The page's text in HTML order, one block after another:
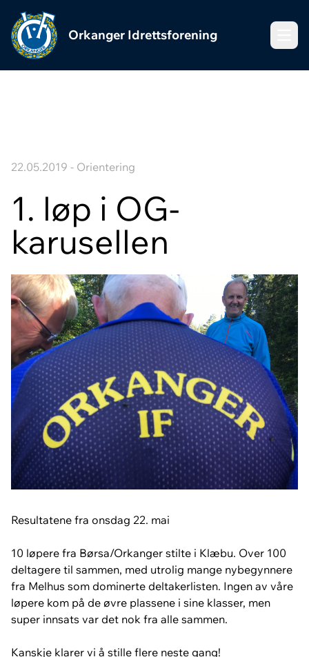
Orkanger Idrettsforening
22.05.2019 - Orientering
1. løp i OG-
karusellen
Resultatene fra onsdag 22. mai
10 løpere fra Børsa/Orkanger stilte i Klæbu. Over 100
deltagere til sammen, med utrolig mange nybegynnere
fra Melhus som dominerte deltakerlisten. Ingen av våre
løpere kom på de øvre plassene i sine klasser, men
super innsats var det nok fra alle sammen.
Kanskje klarer vi å stille flere neste gang!